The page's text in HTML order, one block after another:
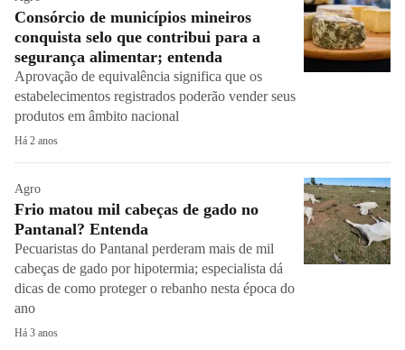
Consórcio de municípios mineiros
conquista selo que contribui para a
segurança alimentar; entenda
Aprovação de equivalência significa que os
estabelecimentos registrados poderão vender seus
produtos em âmbito nacional
Há 2 anos
Agro
Frio matou mil cabeças de gado no
Pantanal? Entenda
Pecuaristas do Pantanal perderam mais de mil
cabeças de gado por hipotermia; especialista dá
dicas de como proteger o rebanho nesta época do
ano
Há 3 anos